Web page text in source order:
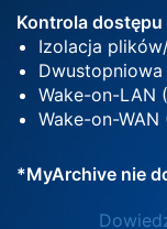
Kontrola dostępu
Izolacja
Wake-on-LAN
Wake-on-WAN
*MyArchive nie